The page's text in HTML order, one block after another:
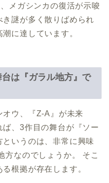
メガシンカの復活が示唆
謎が多く散りばめられ
に達しています。
は『ガラル地方』で
オウ、『Z-A』が未来
ば、3作目の舞台が『ソー
というのは、非常に興味
方なのでしょうか。 そこ
根拠が存在します。